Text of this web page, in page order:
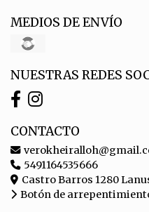
MEDIOS DE ENVÍO
NUESTRAS REDES
CONTACTO
5491164535666
Castro Barros 1280
Botón de